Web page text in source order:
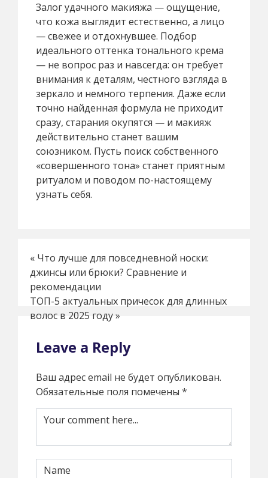
Залог удачного макияжа — ощущение,
что кожа выглядит естественно, а лицо
— свежее и отдохнувшее. Подбор
идеального оттенка тонального крема
— не вопрос раз и навсегда: он требует
внимания к деталям, честного взгляда в
зеркало и немного терпения. Даже если
точно найденная формула не приходит
сразу, старания окупятся — и макияж
действительно станет вашим
союзником. Пусть поиск собственного
«совершенного тона» станет приятным
ритуалом и поводом по-настоящему
узнать себя.
« Что лучше для повседневной носки:
джинсы или брюки? Сравнение и
рекомендации
ТОП-5 актуальных причесок для длинных
волос в 2025 году»
Leave a Reply
Ваш адрес email не будет опубликован.
Обязательные поля помечены *